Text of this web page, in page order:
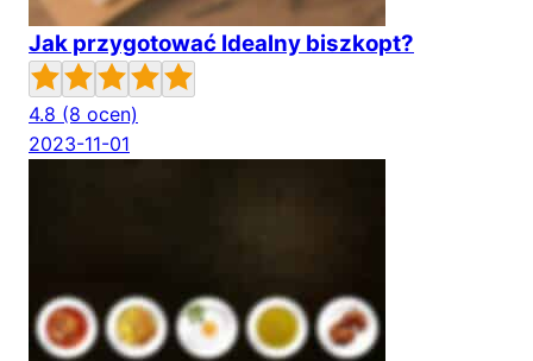
Jak przygotować Idealny biszkopt?
4.8 (8 ocen)
2023-11-01